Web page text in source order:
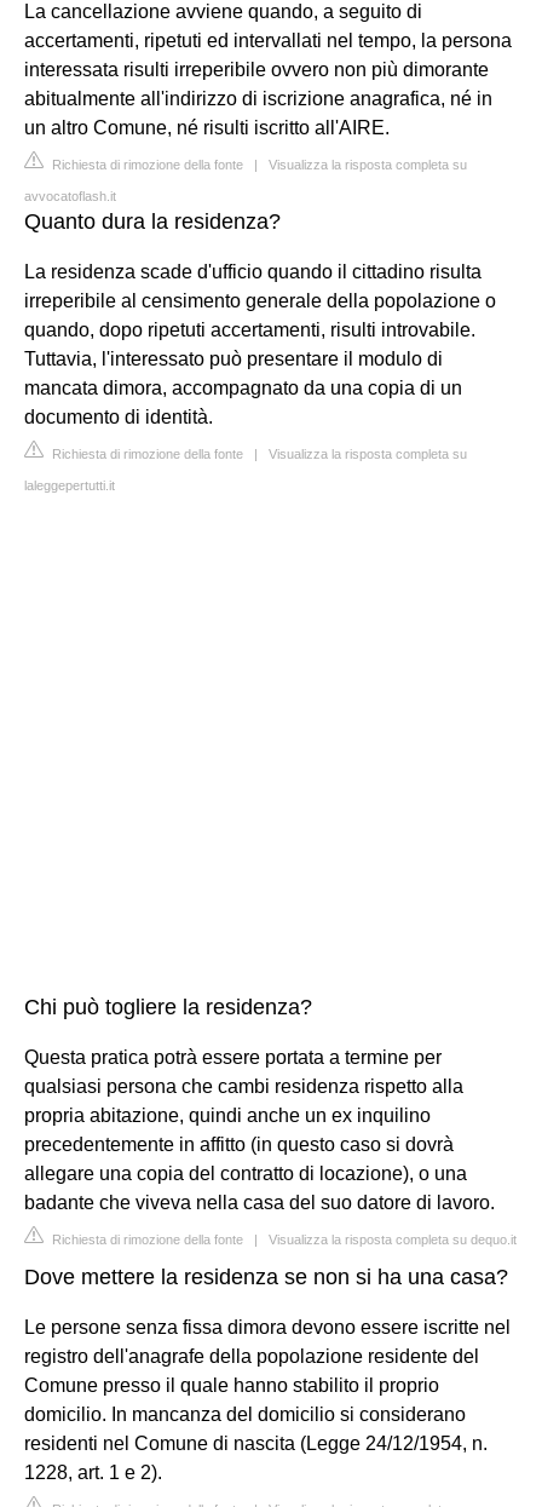
La cancellazione avviene quando, a seguito di
accertamenti, ripetuti ed intervallati nel tempo, la persona
interessata risulti irreperibile ovvero non più dimorante
abitualmente all'indirizzo di iscrizione anagrafica, né in
un altro Comune, né risulti iscritto all'AIRE.
Richiesta di rimozione della fonte | Visualizza la risposta completa su
avvocatoflash.it
Quanto dura la residenza?
La residenza scade d'ufficio quando il cittadino risulta
irreperibile al censimento generale della popolazione o
quando, dopo ripetuti accertamenti, risulti introvabile.
Tuttavia, l'interessato può presentare il modulo di
mancata dimora, accompagnato da una copia di un
documento di identità.
Richiesta di rimozione della fonte | Visualizza la risposta completa su
laleggepertutti.it
Chi può togliere la residenza?
Questa pratica potrà essere portata a termine per
qualsiasi persona che cambi residenza rispetto alla
propria abitazione, quindi anche un ex inquilino
precedentemente in affitto (in questo caso si dovrà
allegare una copia del contratto di locazione), o una
badante che viveva nella casa del suo datore di lavoro.
Richiesta di rimozione della fonte | Visualizza la risposta completa su dequo.it
Dove mettere la residenza se non si ha una casa?
Le persone senza fissa dimora devono essere iscritte nel
registro dell'anagrafe della popolazione residente del
Comune presso il quale hanno stabilito il proprio
domicilio. In mancanza del domicilio si considerano
residenti nel Comune di nascita (Legge 24/12/1954, n.
1228, art. 1 e 2).